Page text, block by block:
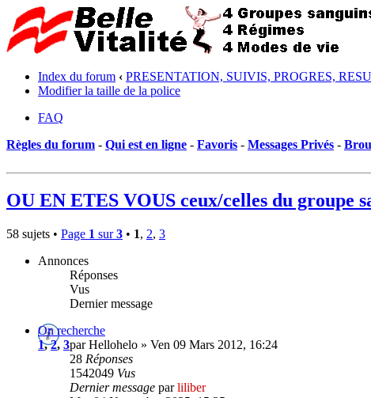
Index du forum ‹ PRESENTATION, SUIVIS, PROGRES,
Modifier la taille de la police
FAQ
Règles du forum - Qui est en ligne - Favoris - Messages Privés -
OU EN ETES VOUS ceux/celles du groupe
58 sujets • Page 1 sur3 • 1, 2, 3
Annonces
Réponses
Vus
Dernier message
On recherche
1,2, 3par Hellohelo » Ven 09 Mars 2012, 16:24
28 Réponses
1542049 Vus
Dernier message parliliber